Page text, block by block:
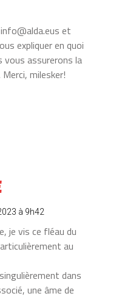
et
expliquer en quoi
vous assurerons la
milesker!
à 9h42
je vis ce fléau du
au
dans
une âme de